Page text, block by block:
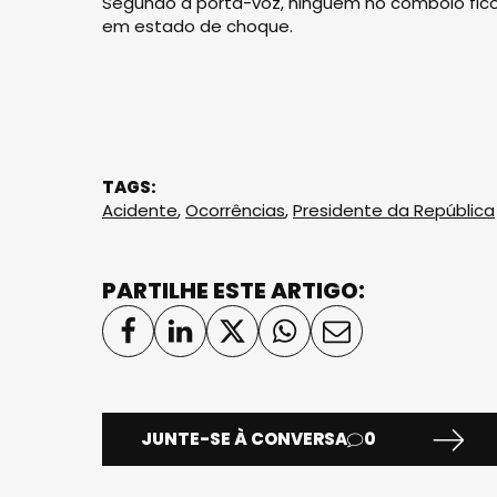
em estado de choque.
TAGS:
Acidente,Ocorrências,Presidente da República
PARTILHE ESTE ARTIGO:
JUNTE-SE À CONVERSA 0